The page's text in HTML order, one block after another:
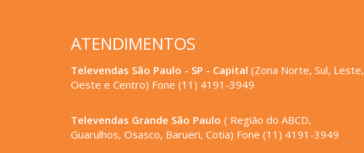
ATENDIMENTOS
Televendas São Paulo - SP - Capital (Zona Norte, Sul, Leste,
Oeste e Centro) Fone (11) 4191-3949
Televendas Grande São Paulo ( Região do ABCD,
Guarulhos, Osasco, Barueri, Cotia) Fone (11) 4191-3949